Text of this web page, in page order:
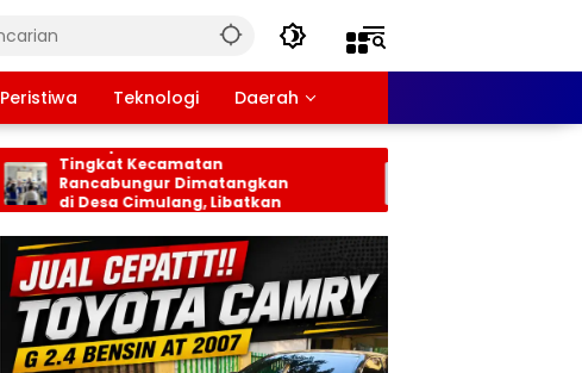
Peristiwa Teknologi Daerah
Persiapan HUT RI ke-81
Tingkat Kecamatan
Rancabungur Dimatangkan
di Desa Cimulang, Libatkan